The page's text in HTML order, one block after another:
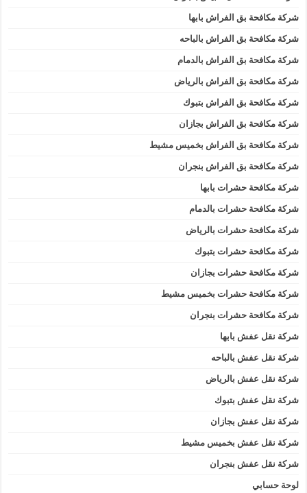
شركة مكافحة بق الفراش بابها
شركة مكافحة بق الفراش بالباحه
شركة مكافحة بق الفراش بالدمام
شركة مكافحة بق الفراش بالرياض
شركة مكافحة بق الفراش بتبوك
شركة مكافحة بق الفراش بجازان
شركة مكافحة بق الفراش بخميس مشيط
شركة مكافحة بق الفراش بنجران
شركة مكافحة حشرات بابها
شركة مكافحة حشرات بالدمام
شركة مكافحة حشرات بالرياض
شركة مكافحة حشرات بتبوك
شركة مكافحة حشرات بجازان
شركة مكافحة حشرات بخميس مشيط
شركة مكافحة حشرات بنجران
شركة نقل عفش بابها
شركة نقل عفش بالباحه
شركة نقل عفش بالرياض
شركة نقل عفش بتبوك
شركة نقل عفش بجازان
شركة نقل عفش بخميس مشيط
شركة نقل عفش بنجران
لوحة حسابي